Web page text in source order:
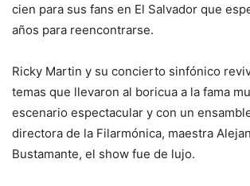
cien para sus fans en El Salvador que
años para reencontrarse.
Ricky Martin y su concierto sinfónico
temas que llevaron al boricua a la fama
escenario espectacular y con un
directora de la Filarmónica, maestra
Bustamante, el show fue de lujo.